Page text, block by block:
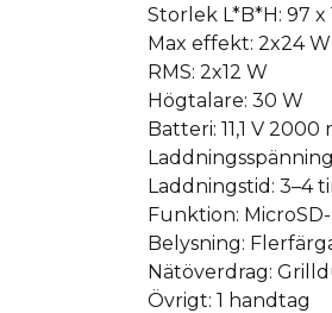
Storlek L*B*H: 97 x
Max effekt: 2x24 W
RMS: 2x12 W
Högtalare: 30 W
Batteri: 11,1 V 2000
Laddningstid: 3–4
Funktion:
Belysning:
Nätöverdrag:
Övrigt: 1 handtag